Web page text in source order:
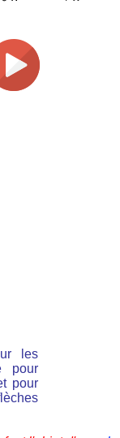
les
pour
pour